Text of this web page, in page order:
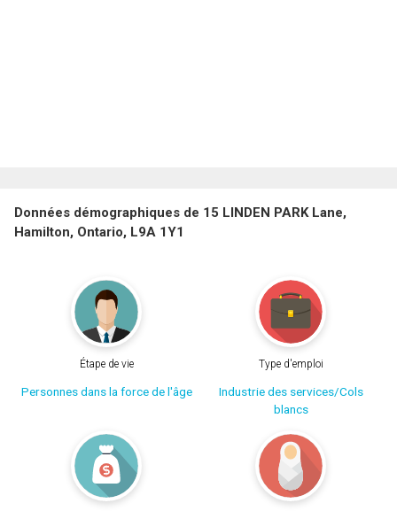
Données démographiques de 15 LINDEN PARK Lane,
Hamilton, Ontario, L9A 1Y1
Étape de vie
Personnes dans la force de l'âge
Type d'emploi
Industrie des services/Cols
blancs